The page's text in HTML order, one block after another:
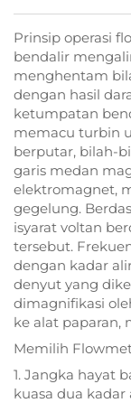
Prinsip operasi
bendalir
menghentam
dengan hasil
ketumpatan
memacu turbin
berputar, bilah-
garis medan
elektromagnet,
gegelung.
isyarat voltan
tersebut.
dengan kadar
denyut yang
dimagnifikasi
ke alat paparan,
Memilih
1. Jangka hayat
kuasa dua kadar